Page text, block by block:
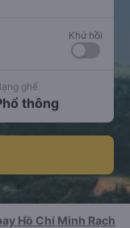
Khứ hồi
ghế
thông
Hồ Chí Minh Rạch